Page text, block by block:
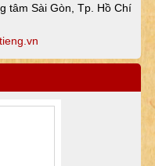
tâm Sài Gòn, Tp. Hồ Chí